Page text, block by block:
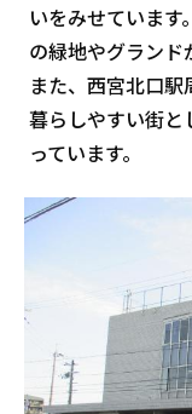
いをみせていま
の緑地やグランド
また、西宮北口
暮らしやすい街と
っています。